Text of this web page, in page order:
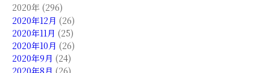
2020年 (296)
2020年12月 (26)
2020年11月 (25)
2020年10月 (26)
2020年9月 (24)
2020年8月 (26)